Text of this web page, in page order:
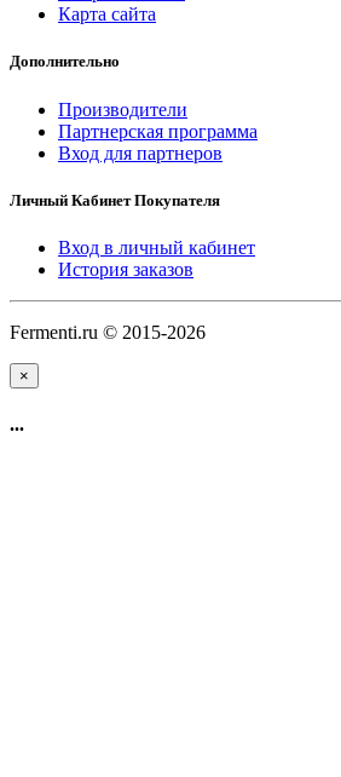
Карта сайта
Дополнительно
Производители
Партнерская программа
Вход для партнеров
Личный Кабинет Покупателя
Вход в личный кабинет
История заказов
Fermenti.ru © 2015-2026
×
...